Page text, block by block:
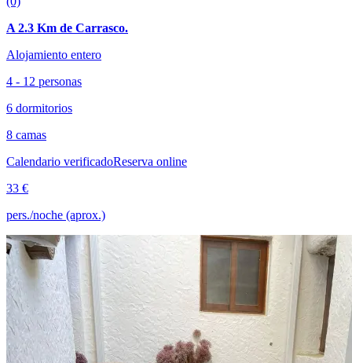
A 2.3 Km de Carrasco.
Alojamiento entero
4 - 12 personas
6 dormitorios
8 camas
Calendario verificadoReserva online
33 €
pers./noche (aprox.)